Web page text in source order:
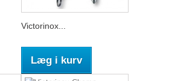
Victorinox...
Læg i kurv